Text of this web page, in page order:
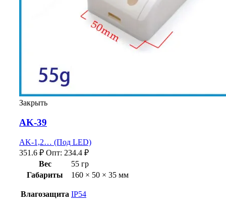
Закрыть
AK-39
AK-1,2… (Под LED)
351.6 ₽ Опт: 234.4 ₽
Вес
55 гр
Габариты
160 × 50 × 35 мм
Влагозащита IP54